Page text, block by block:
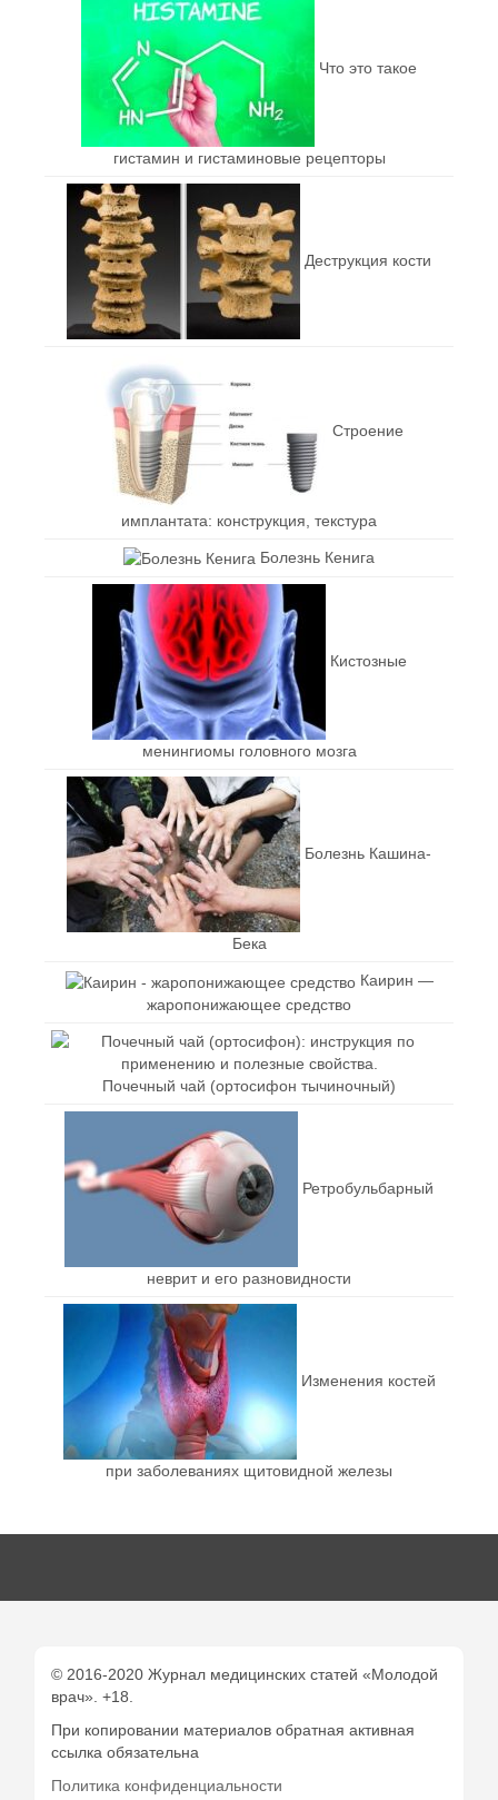
Что это такое
гистамин и гистаминовые рецепторы
Деструкция кости
Строение
имплантата: конструкция, текстура
Болезнь Кенига
Кистозные
менингиомы головного мозга
Болезнь Кашина-
Бека
Каирин —
жаропонижающее средство
Почечный чай (ортосифон тычиночный)
Ретробульбарный
неврит и его разновидности
Изменения костей
при заболеваниях щитовидной железы
© 2016-2020 Журнал медицинских статей «Молодой
врач». +18.
При копировании материалов обратная активная
ссылка обязательна
Политика конфиденциальности